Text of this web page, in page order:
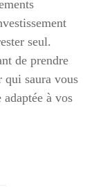
seul.
de prendre
qui saura vous
à vos